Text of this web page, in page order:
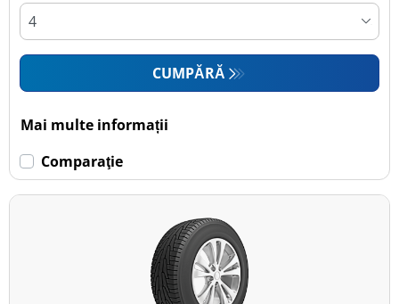
CUMPĂRĂ
Mai multe informații
Comparaţie